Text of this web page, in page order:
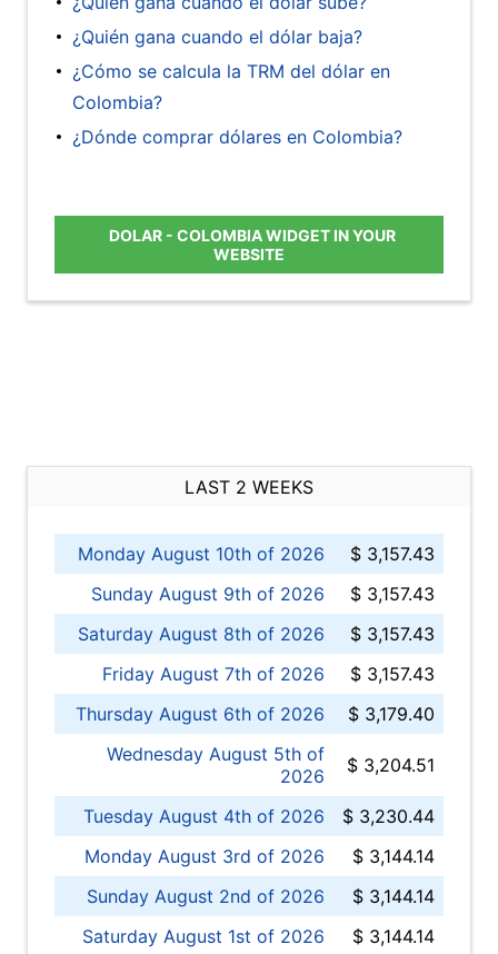
¿Quién gana cuando el dólar baja?
¿Cómo se calcula la TRM del dólar en
Colombia?
¿Dónde comprar dólares en Colombia?
DOLAR - COLOMBIA WIDGET IN YOUR
WEBSITE
LAST 2 WEEKS
Monday August 10th of 2026
$ 3,157.43
Sunday August 9th of 2026
$ 3,157.43
Saturday August 8th of 2026
$ 3,157.43
Friday August 7th of 2026
$ 3,157.43
Thursday August 6th of 2026
$ 3,179.40
Wednesday August 5th of
2026
$ 3,204.51
Tuesday August 4th of 2026
$ 3,230.44
Monday August 3rd of 2026
$ 3,144.14
Sunday August 2nd of 2026
$ 3,144.14
Saturday August 1st of 2026
$ 3,144.14